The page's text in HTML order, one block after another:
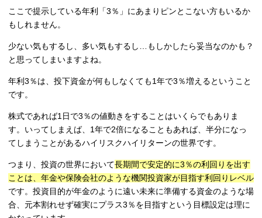
ここで提示している年利「3％」にあまりピンとこない方もいるか
もしれません。
少ない気もするし、多い気もするし…もしかしたら妥当なのかも？
と思ってしまいますよね。
年利3％は、投下資金が何もしなくても1年で3％増えるということ
です。
株式であれば1日で3％の値動きをすることはいくらでもありま
す。いってしまえば、1年で2倍になることもあれば、半分になっ
てしまうことがあるハイリスクハイリターンの世界です。
つまり、投資の世界において長期間で安定的に3％の利回りを出す
ことは、年金や保険会社のような機関投資家が目指す利回りレベル
です。投資目的が年金のように遠い未来に準備する資金のような場
合、元本割れせず確実にプラス3％を目指すという目標設定は理に